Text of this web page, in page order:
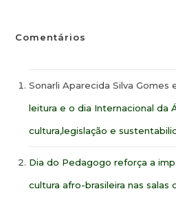
Comentários
Sonarli Aparecida Silva Gomes
leitura e o dia Internacional da
cultura,legislação e
Dia do Pedagogo reforça a
cultura afro-brasileira nas salas